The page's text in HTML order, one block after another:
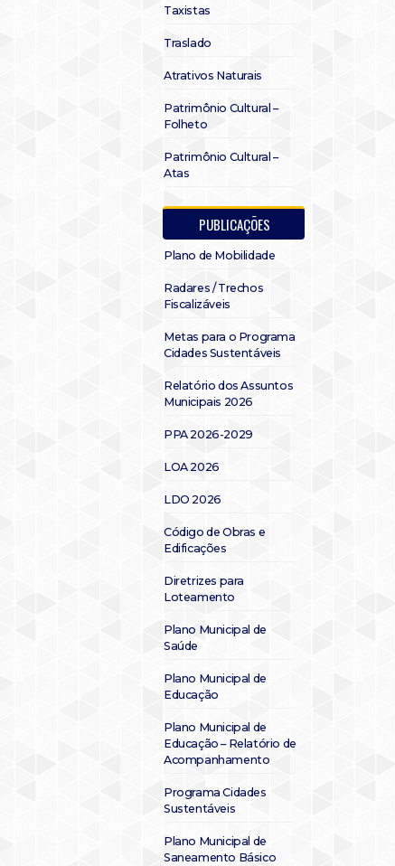
Taxistas
Traslado
Atrativos Naturais
Patrimônio Cultural –
Folheto
Patrimônio Cultural –
Atas
PUBLICAÇÕES
Plano de Mobilidade
Radares / Trechos
Fiscalizáveis
Metas para o Programa
Cidades Sustentáveis
Relatório dos Assuntos
Municipais 2026
PPA 2026-2029
LOA 2026
LDO 2026
Código de Obras e
Edificações
Diretrizes para
Loteamento
Plano Municipal de
Saúde
Plano Municipal de
Educação
Plano Municipal de
Educação – Relatório de
Acompanhamento
Programa Cidades
Sustentáveis
Plano Municipal de
Saneamento Básico